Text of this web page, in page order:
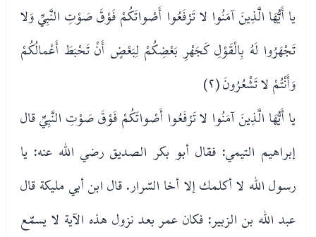
يا أَيُّهَا الَّذِينَ آمَنُوا لا تَرْفَعُوا أَصْواتَكُمْ فَوْقَ صَوْتِ النَّبِيِّ وَلا
تَجْهَرُوا لَهُ بِالْقَوْلِ كَجَهْرِ بَعْضِكُمْ لِبَعْضٍ أَنْ تَحْبَطَ أَعْمالُكُمْ
وَأَنْتُمْ لا تَشْعُرُونَ (٢)
يا أَيُّهَا الَّذِينَ آمَنُوا لا تَرْفَعُوا أَصْواتَكُمْ فَوْقَ صَوْتِ النَّبِيِّ قال
إبراهيم التيمي: فقال أبو بكر الصديق رضي الله عنه: يا
رسول الله لا أكلمك إلا أخا السّرار. قال ابن أبي مليكة قال
عبد الله بن الزبير: فكان عمر بعد نزول هذه الآية لا يسمّع